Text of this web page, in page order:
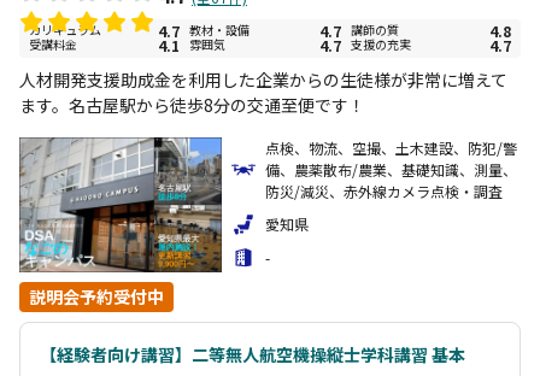
カリキュラム 4.7 教材・設備 4.7 講師の質 4.8
受講料金 4.1 雰囲気 4.7 支援の充実 4.7
人材開発支援助成金を利用した企業からの生徒様が非常に増えて
ます。名古屋駅から徒歩8分の交通至便です！
点検、物流、空撮、土木建設、防犯/警
備、農薬散布/農業、基礎知識、測量、
防災/減災、赤外線カメラ点検・調査
愛知県
-
説明会予約受付中
【経験者向け講習】二等無人航空機操縦士学科講習 基本